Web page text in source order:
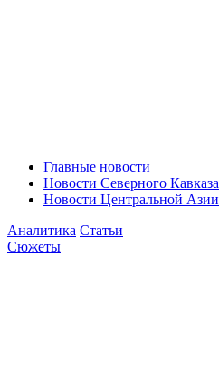
Главные новости
Новости Северного Кавказа
Новости Центральной Азии
Аналитика Статьи
Сюжеты